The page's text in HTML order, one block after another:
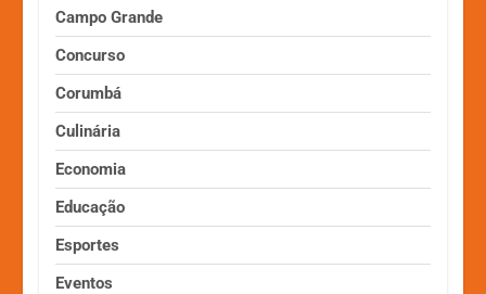
Campo Grande
Concurso
Corumbá
Culinária
Economia
Educação
Esportes
Eventos